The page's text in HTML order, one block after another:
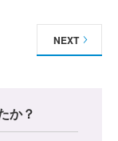
NEXT
か？